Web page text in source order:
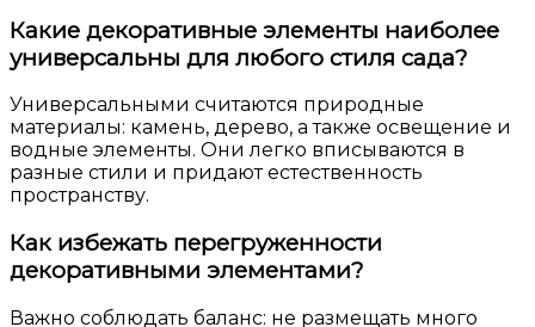
Какие декоративные элементы наиболее
универсальны для любого стиля сада?
Универсальными считаются природные
материалы: камень, дерево, а также освещение и
водные элементы. Они легко вписываются в
разные стили и придают естественность
пространству.
Как избежать перегруженности
декоративными элементами?
Важно соблюдать баланс: не размещать много